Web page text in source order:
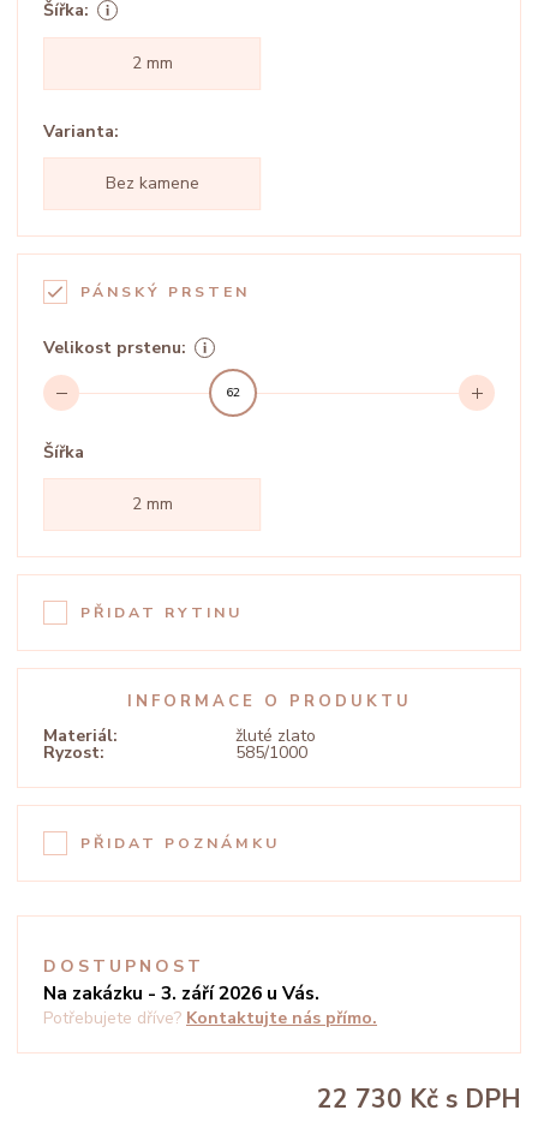
Šířka:
2 mm
Varianta:
Bez kamene
PÁNSKÝ PRSTEN
Velikost prstenu:
62
Šířka
2 mm
PŘIDAT RYTINU
INFORMACE O PRODUKTU
Materiál: žluté zlato
Ryzost: 585/1000
PŘIDAT POZNÁMKU
DOSTUPNOST
Na zakázku - 3. září 2026 u Vás.
Potřebujete dříve? Kontaktujte nás přímo.
22 730 Kč s DPH